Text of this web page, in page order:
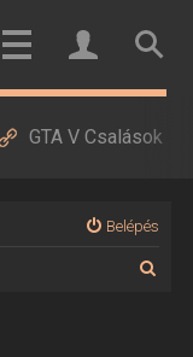
GTA V Csalások
Belépés